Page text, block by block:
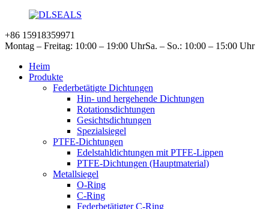
+86 15918359971
Montag – Freitag: 10:00 – 19:00 UhrSa. – So.: 10:00 – 15:00 Uhr
Heim
Produkte
Federbetätigte Dichtungen
Hin- und hergehende Dichtungen
Rotationsdichtungen
Gesichtsdichtungen
Spezialsiegel
PTFE-Dichtungen
Edelstahldichtungen mit PTFE-Lippen
PTFE-Dichtungen (Hauptmaterial)
Metallsiegel
O-Ring
C-Ring
Federbetätigter C-Ring